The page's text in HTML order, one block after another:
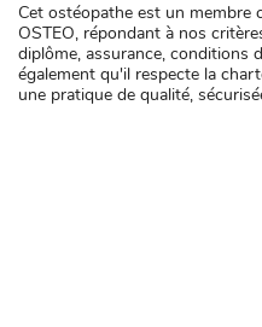
Cet ostéopathe est un membre
OSTEO, répondant à nos
diplôme, assurance, conditions
également qu'il respecte la
une pratique de qualité,